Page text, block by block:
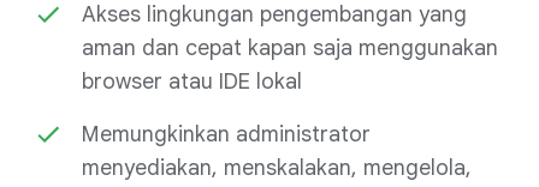
Akses lingkungan pengembangan yang
aman dan cepat kapan saja menggunakan
browser atau IDE lokal
Memungkinkan administrator
menyediakan, menskalakan, mengelola,